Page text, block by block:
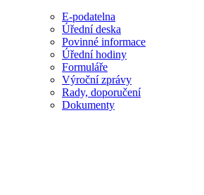
E-podatelna
Úřední deska
Povinné informace
Úřední hodiny
Formuláře
Výroční zprávy
Rady, doporučení
Dokumenty